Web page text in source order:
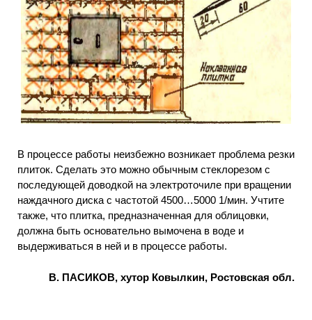
В процессе работы неизбежно возникает проблема резки
плиток. Сделать это можно обычным стеклорезом с
последующей доводкой на электроточиле при вращении
наждачного диска с частотой 4500…5000 1/мин. Учтите
также, что плитка, предназначенная для облицовки,
должна быть основательно вымочена в воде и
выдерживаться в ней и в процессе работы.
В. ПАСИКОВ, хутор Ковылкин, Ростовская обл.